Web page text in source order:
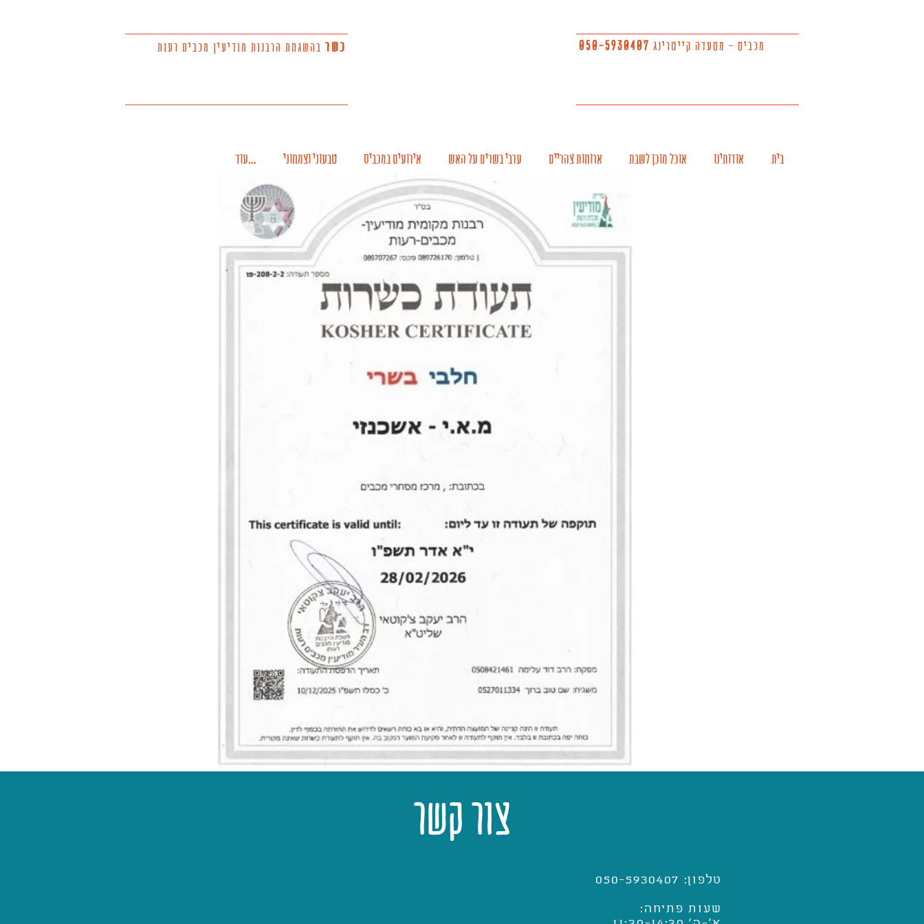
כשר בהשגחת הרבנותמודיעין מכבים רעות מכביס - מסעדה קייטרינג 050-5930407
בית
אודותינו אוכל מוכן לשבת ארוחות צהריים ערבי בשרים על האש אירועים במכביס טבעוני וצמחוני ...עוד
2 מכביס המסעדה הותיקה באיזור
צור קשר
טלפון: 050-5930407
שעות פתיחה: